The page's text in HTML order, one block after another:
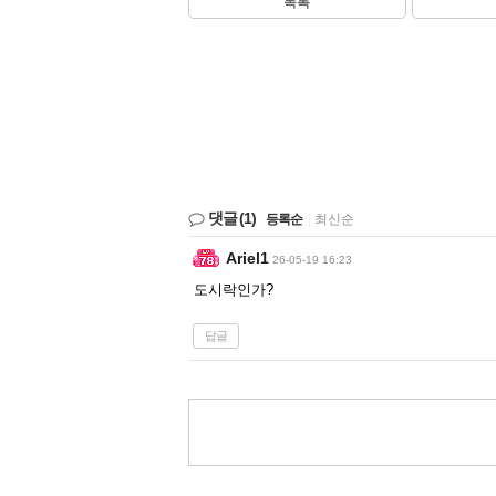
댓글(1) 등록순 최신순
Ariel1 26-05-19 16:23
도시락인가?
답글